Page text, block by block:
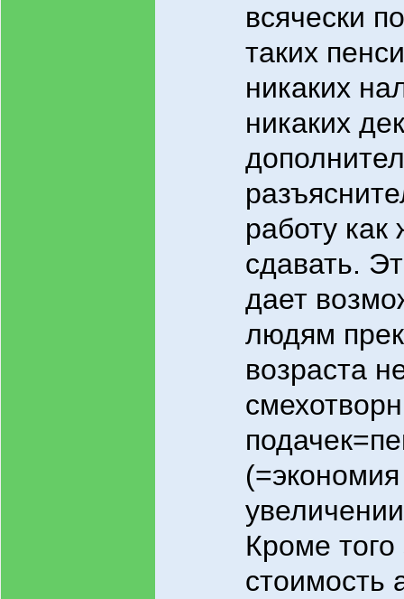
всячески
таких
никаких
никаких
работу как
сдавать.
дает
людям
возраста
Кроме того
стоимость